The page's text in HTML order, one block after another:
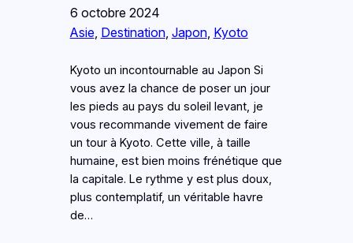
6 octobre 2024
Asie, Destination, Japon, Kyoto
Kyoto un incontournable au Japon Si
vous avez la chance de poser un jour
les pieds au pays du soleil levant, je
vous recommande vivement de faire
un tour à Kyoto. Cette ville, à taille
humaine, est bien moins frénétique que
la capitale. Le rythme y est plus doux,
plus contemplatif, un véritable havre
de…